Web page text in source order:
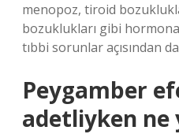
menopoz, tiroid
bozuklukları gibi
tıbbi sorunlar açısından
Peygamber
adetliyken ne